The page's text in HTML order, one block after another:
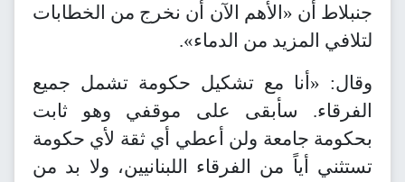
جنبلاط أن «الأهم الآن أن نخرج من الخطابات
لتلافي المزيد من الدماء».
وقال: «أنا مع تشكيل حكومة تشمل جميع
الفرقاء. سأبقى على موقفي وهو ثابت
بحكومة جامعة ولن أعطي أي ثقة لأي حكومة
تستثني أياً من الفرقاء اللبنانيين، ولا بد من